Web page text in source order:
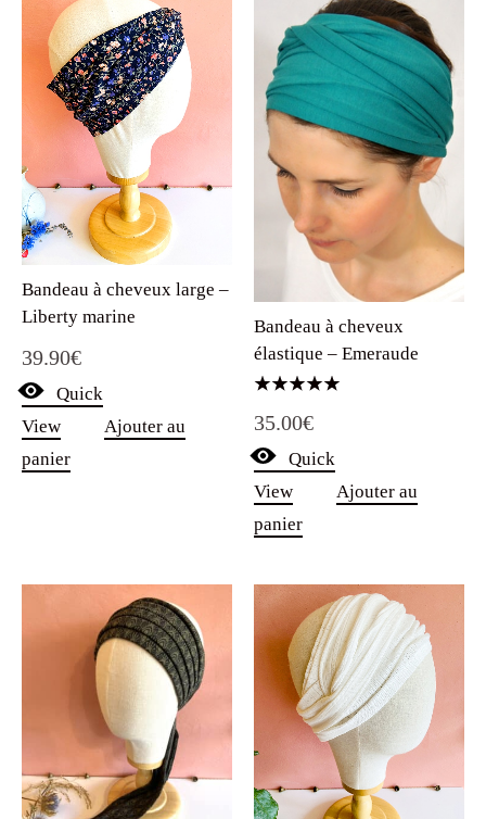
Bandeau à cheveux large –
Liberty marine
39.90€
Quick
View
Ajouter au
panier
Bandeau à cheveux
élastique – Emeraude
5.00
sur 5
35.00€
Quick
View
Ajouter au
panier